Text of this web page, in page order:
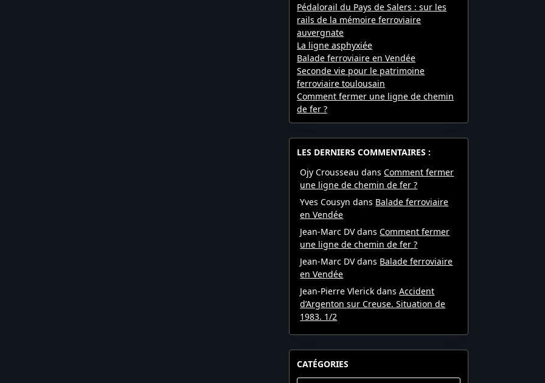
Pédalorail du Pays de Salers : sur les
rails de la mémoire ferroviaire
auvergnate
La ligne asphyxiée
Balade ferroviaire en Vendée
Seconde vie pour le patrimoine
ferroviaire toulousain
Comment fermer une ligne de chemin
de fer ?
LES DERNIERS COMMENTAIRES :
Ojy Crousseau dansComment fermer
une ligne de chemin de fer ?
Yves Cousyn dans Balade ferroviaire
en Vendée
Jean-Marc DVdansComment fermer
une ligne de chemin de fer ?
Jean-Marc DVdans Balade ferroviaire
en Vendée
Jean-Pierre Vlerick dansAccident
d’Argenton sur Creuse. Situation de
1983. 1/2
CATÉGORIES